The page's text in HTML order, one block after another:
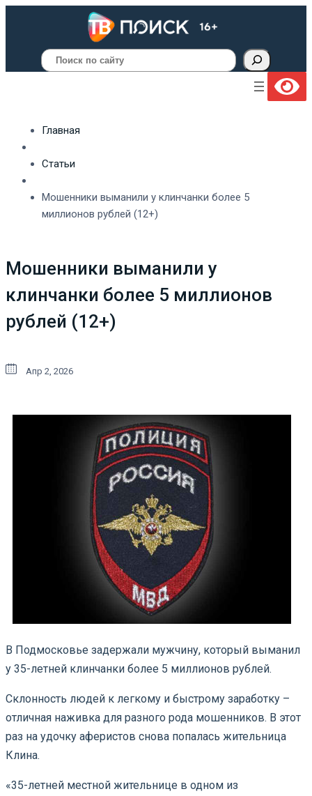
Поиск
Главная
Статьи
Мошенники выманили у клинчанки более 5
миллионов рублей (12+)
Мошенники выманили у
клинчанки более 5 миллионов
рублей (12+)
Апр 2, 2026
В Подмосковье задержали мужчину, который выманил
у 35-летней клинчанки более 5 миллионов рублей.
Склонность людей к легкому и быстрому заработку –
отличная наживка для разного рода мошенников. В этот
раз на удочку аферистов снова попалась жительница
Клина.
«35-летней местной жительнице в одном из